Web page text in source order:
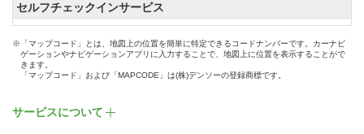
セルフチェックインサービス
※「マップコード」とは、地図上の位置を簡単に特定できるコードナンバーです。カーナビ
ゲーションやナビゲーションアプリに入力することで、地図上に位置を表示することがで
きます。
「マップコード」および「MAPCODE」は(株)デンソーの登録商標です。
サービスについて